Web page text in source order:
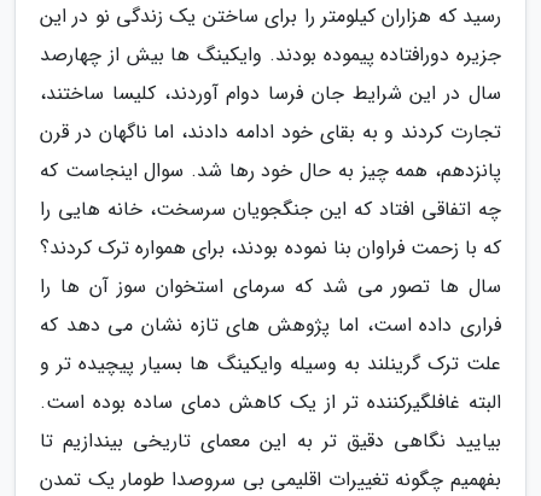
رسید که هزاران کیلومتر را برای ساختن یک زندگی نو در این
جزیره دورافتاده پیموده بودند. وایکینگ ها بیش از چهارصد
سال در این شرایط جان فرسا دوام آوردند، کلیسا ساختند،
تجارت کردند و به بقای خود ادامه دادند، اما ناگهان در قرن
پانزدهم، همه چیز به حال خود رها شد. سوال اینجاست که
چه اتفاقی افتاد که این جنگجویان سرسخت، خانه هایی را
که با زحمت فراوان بنا نموده بودند، برای همواره ترک کردند؟
سال ها تصور می شد که سرمای استخوان سوز آن ها را
فراری داده است، اما پژوهش های تازه نشان می دهد که
علت ترک گرینلند به وسیله وایکینگ ها بسیار پیچیده تر و
البته غافلگیرکننده تر از یک کاهش دمای ساده بوده است.
بیایید نگاهی دقیق تر به این معمای تاریخی بیندازیم تا
بفهمیم چگونه تغییرات اقلیمی بی سروصدا طومار یک تمدن